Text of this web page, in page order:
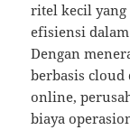
ritel kecil
efisiensi
Dengan
berbasis
online,
biaya